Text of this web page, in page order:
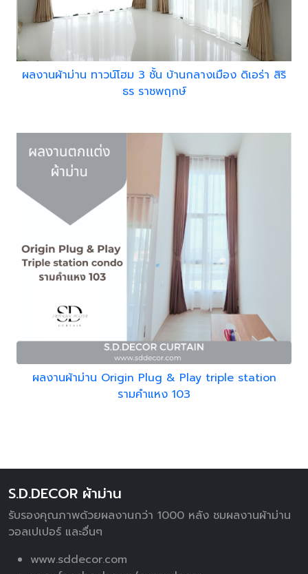
ผลงานผ้าม่าน ทาวน์โฮม 3 ชั้น บ้านกลางเมือง ดิเอร่า สิริ
ธร ราชพฤกษ์
ผลงานผ้าม่าน Origin Plug & Play triple station
รามคำแหง 103
S.D.DECOR ผ้าม่าน
รับรองคุณภาพด้วยผลงานกว่า 1000 หลัง ชมผลงานผ้าม่าน
วอลเปเปอร์ และอื่นๆ
www.sddecor.com